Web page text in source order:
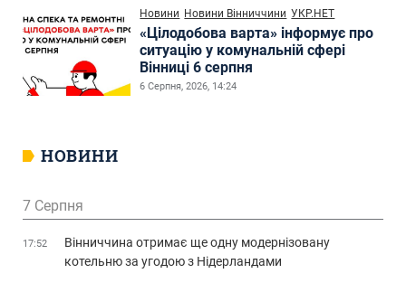
Новини Новини Вінниччини УКР.НЕТ
«Цілодобова варта» інформує про
ситуацію у комунальній сфері
Вінниці 6 серпня
6 Серпня, 2026, 14:24
НОВИНИ
7 Серпня
17:52
Вінниччина отримає ще одну модернізовану
котельню за угодою з Нідерландами